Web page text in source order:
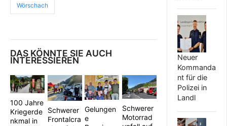
Wörschach
DAS KÖNNTE SIE AUCH
INTERESSIEREN
100 Jahre
Kriegerde
nkmal in
Schwerer
Frontalcra
Gelungen
e
Schwerer
Motorrad
Neuer
Kommanda
nt für die
Polizei in
Landl